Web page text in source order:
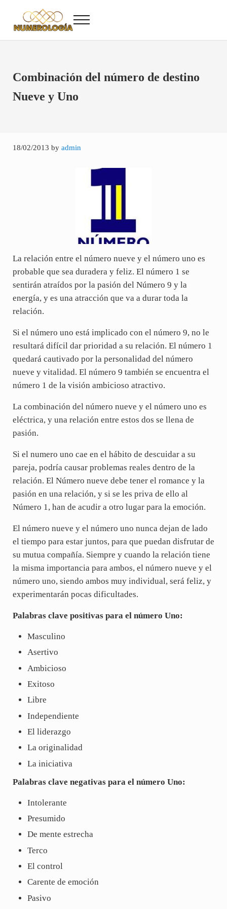
Numerología
Menu
Combinación del número de destino
Nueve y Uno
18/02/2013 by admin
La relación entre el número nueve y el número uno es
probable que sea duradera y feliz. El número 1 se
sentirán atraídos por la pasión del Número 9 y la
energía, y es una atracción que va a durar toda la
relación.
Si el número uno está implicado con el número 9, no le
resultará difícil dar prioridad a su relación. El número 1
quedará cautivado por la personalidad del número
nueve y vitalidad. El número 9 también se encuentra el
número 1 de la visión ambicioso atractivo.
La combinación del número nueve y el número uno es
eléctrica, y una relación entre estos dos se llena de
pasión.
Si el numero uno cae en el hábito de descuidar a su
pareja, podría causar problemas reales dentro de la
relación. El Número nueve debe tener el romance y la
pasión en una relación, y si se les priva de ello al
Número 1, han de acudir a otro lugar para la emoción.
El número nueve y el número uno nunca dejan de lado
el tiempo para estar juntos, para que puedan disfrutar de
su mutua compañía. Siempre y cuando la relación tiene
la misma importancia para ambos, el número nueve y el
número uno, siendo ambos muy individual, será feliz, y
experimentarán pocas dificultades.
Palabras clave positivas para el número Uno:
Masculino
Asertivo
Ambicioso
Exitoso
Libre
Independiente
El liderazgo
La originalidad
La iniciativa
Palabras clave negativas para el número Uno:
Intolerante
Presumido
De mente estrecha
Terco
El control
Carente de emoción
Pasivo